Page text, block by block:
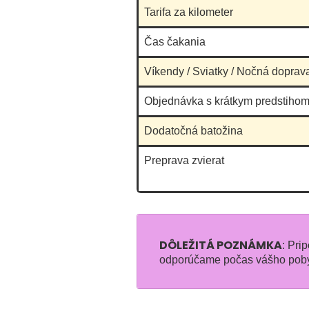
moja priateľka, ktorá k
nemu ledva nastúpila,
keďže mal zamknuté
spolujazdca a ani po
dvoch opakovaných
pokusoch o otvorenie
neodomkol a musela
sadnúť dozadu. Bol
nepríjemný a
sme sa jasne
nechápete spojitosť
Tarifa za kilometer
Čas čakania
Víkendy / Sviatky / Nočná
Objednávka s krátkym
Dodatočná batožina
Preprava zvierat
DÔLEŽITÁ POZNÁMKA:
odporúčame počas vášho